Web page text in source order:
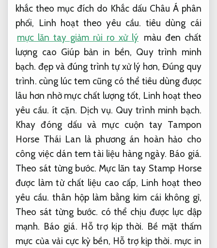
khắc theo mục đích do Khắc dấu Châu Á phân
phối, Linh hoạt theo yêu cầu. tiêu dùng cái
mực lăn tay giảm rủi ro xử lý màu đen chất
lượng cao Giúp bản in bền, Quy trình minh
bạch. đẹp và đúng trình tự xử lý hơn, Đúng quy
trình. cùng lúc tem cũng có thể tiêu dùng được
lâu hơn nhờ mực chất lượng tốt, Linh hoạt theo
yêu cầu. ít cặn. Dịch vụ. Quy trình minh bạch.
Khay đóng dấu và mực cuộn tay Tampon
Horse Thái Lan là phương án hoàn hảo cho
công việc dán tem tài liệu hàng ngày. Báo giá.
Theo sát từng bước. Mực lăn tay Stamp Horse
được làm từ chất liệu cao cấp, Linh hoạt theo
yêu cầu. thân hộp làm bằng kim cái không gỉ,
Theo sát từng bước. có thể chịu được lực dập
mạnh. Báo giá. Hỗ trợ kịp thời. Bề mặt thấm
mực của vải cực kỳ bền, Hỗ trợ kịp thời. mực in